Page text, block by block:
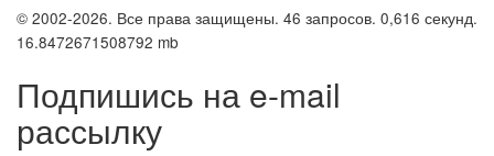
© 2002-2026. Все права защищены. 46 запросов. 0,616 секунд.
16.8472671508792 mb
Подпишись на e-mail
рассылку